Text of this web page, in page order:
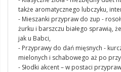
także aromatycznego lubczyku,
- Mieszanki przypraw do zup -
żurku i barszczu białego sprawią,
jak u Babci,
- Przyprawy do dań mięsnych -
mielonych i schabowego aż po
- Słodki akcent – w postaci